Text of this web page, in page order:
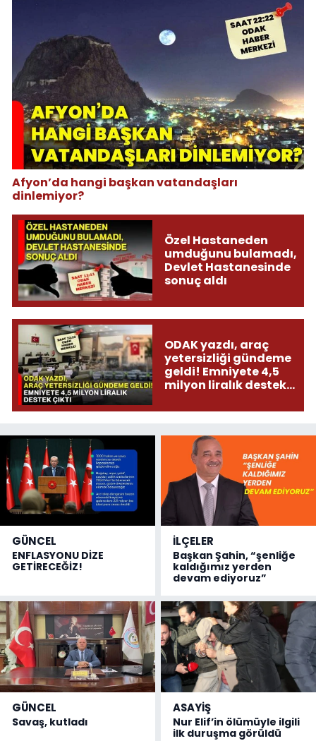
Afyon’da hangi başkan vatandaşları
dinlemiyor?
Özel Hastaneden
umduğunu bulamadı,
Devlet Hastanesinde
sonuç aldı
ODAK yazdı, araç
yetersizliği gündeme
geldi! Emniyete 4,5
milyon liralık destek
GÜNCEL
ENFLASYONU DİZE
GETİRECEĞİZ!
İLÇELER
Başkan Şahin, “şenliğe
kaldığımız yerden
devam ediyoruz”
GÜNCEL
Savaş, kutladı
ASAYİŞ
Nur Elif’in ölümüyle ilgili
ilk duruşma görüldü